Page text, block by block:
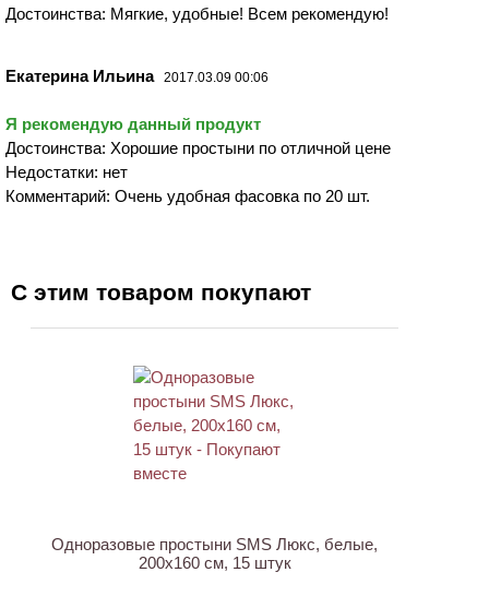
Достоинства: Мягкие, удобные! Всем рекомендую!
Екатерина Ильина 2017.03.09 00:06
Я рекомендую данный продукт
Достоинства: Хорошие простыни по отличной цене
Недостатки: нет
Комментарий: Очень удобная фасовка по 20 шт.
С этим товаром покупают
Одноразовые простыни SMS Люкс, белые,
200х160 см, 15 штук